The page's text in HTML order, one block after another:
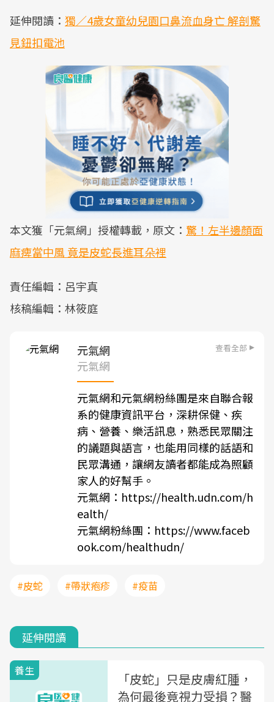
延伸閱讀： 獨／4歲女童幼兒園口鼻流血身亡 解剖驚
見鈕扣電池
本文獲「元氣網」授權轉載，原文： 驚！左半邊顏面
麻痺當中風 竟是皮蛇長進耳朵裡
責任編輯：呂宇真
核稿編輯：林筱庭
元氣網 查看全部
元氣網
元氣網和元氣網粉絲團是來自聯合報
系的健康資訊平台，深耕保健、疾
病、營養、樂活訊息，熟悉民眾關注
的議題與語言，也能用同樣的話語和
民眾溝通，讓網友讀者都能成為照顧
家人的好幫手。
元氣網： https://health.udn.com/h
ealth/
元氣網粉絲團： https://www.faceb
ook.com/healthudn/
#皮蛇 #帶狀疱疹 #疫苗
延伸閱讀
養生
「皮蛇」只是皮膚紅腫，
為何最後竟視力受損？醫